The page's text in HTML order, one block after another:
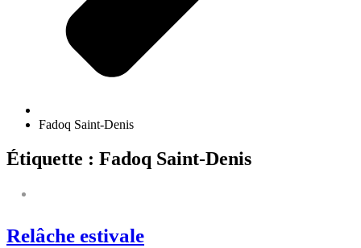
Fadoq Saint-Denis
Étiquette : Fadoq Saint-Denis
Relâche estivale